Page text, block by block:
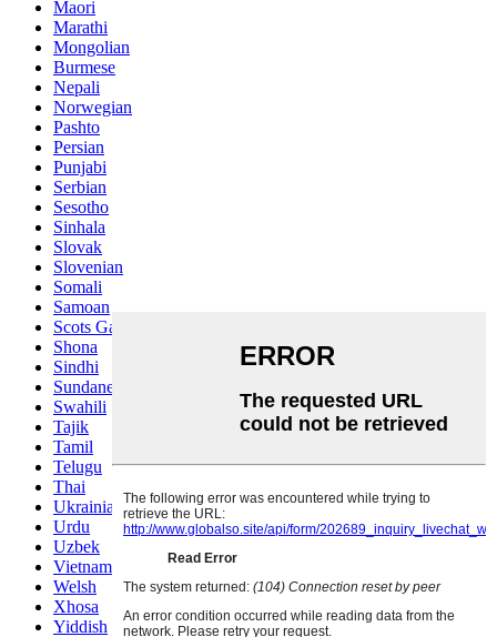
Maori
Marathi
Mongolian
Burmese
Nepali
Norwegian
Pashto
Persian
Punjabi
Serbian
Sesotho
Sinhala
Slovak
Slovenian
Somali
Samoan
Scots Gaelic
Shona
Sindhi
Sundanese
Swahili
Tajik
Tamil
Telugu
Thai
Ukrainian
Urdu
Uzbek
Vietnamese
Welsh
Xhosa
Yiddish